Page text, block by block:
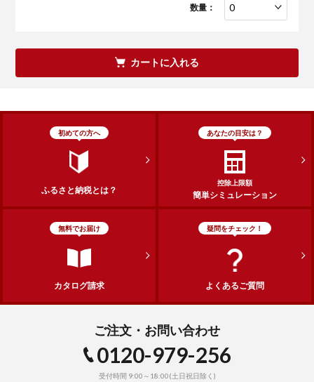
数量：
カートに入れる
初めての方へ
ふるさと納税とは？
あなたの目安は？
控除上限額
簡単シミュレーション
無料でお届け
カタログ請求
疑問をチェック！
よくあるご質問
ご注文・お問い合わせ
0120-979-256
受付時間 9:00～18:00(土日祝日除く)